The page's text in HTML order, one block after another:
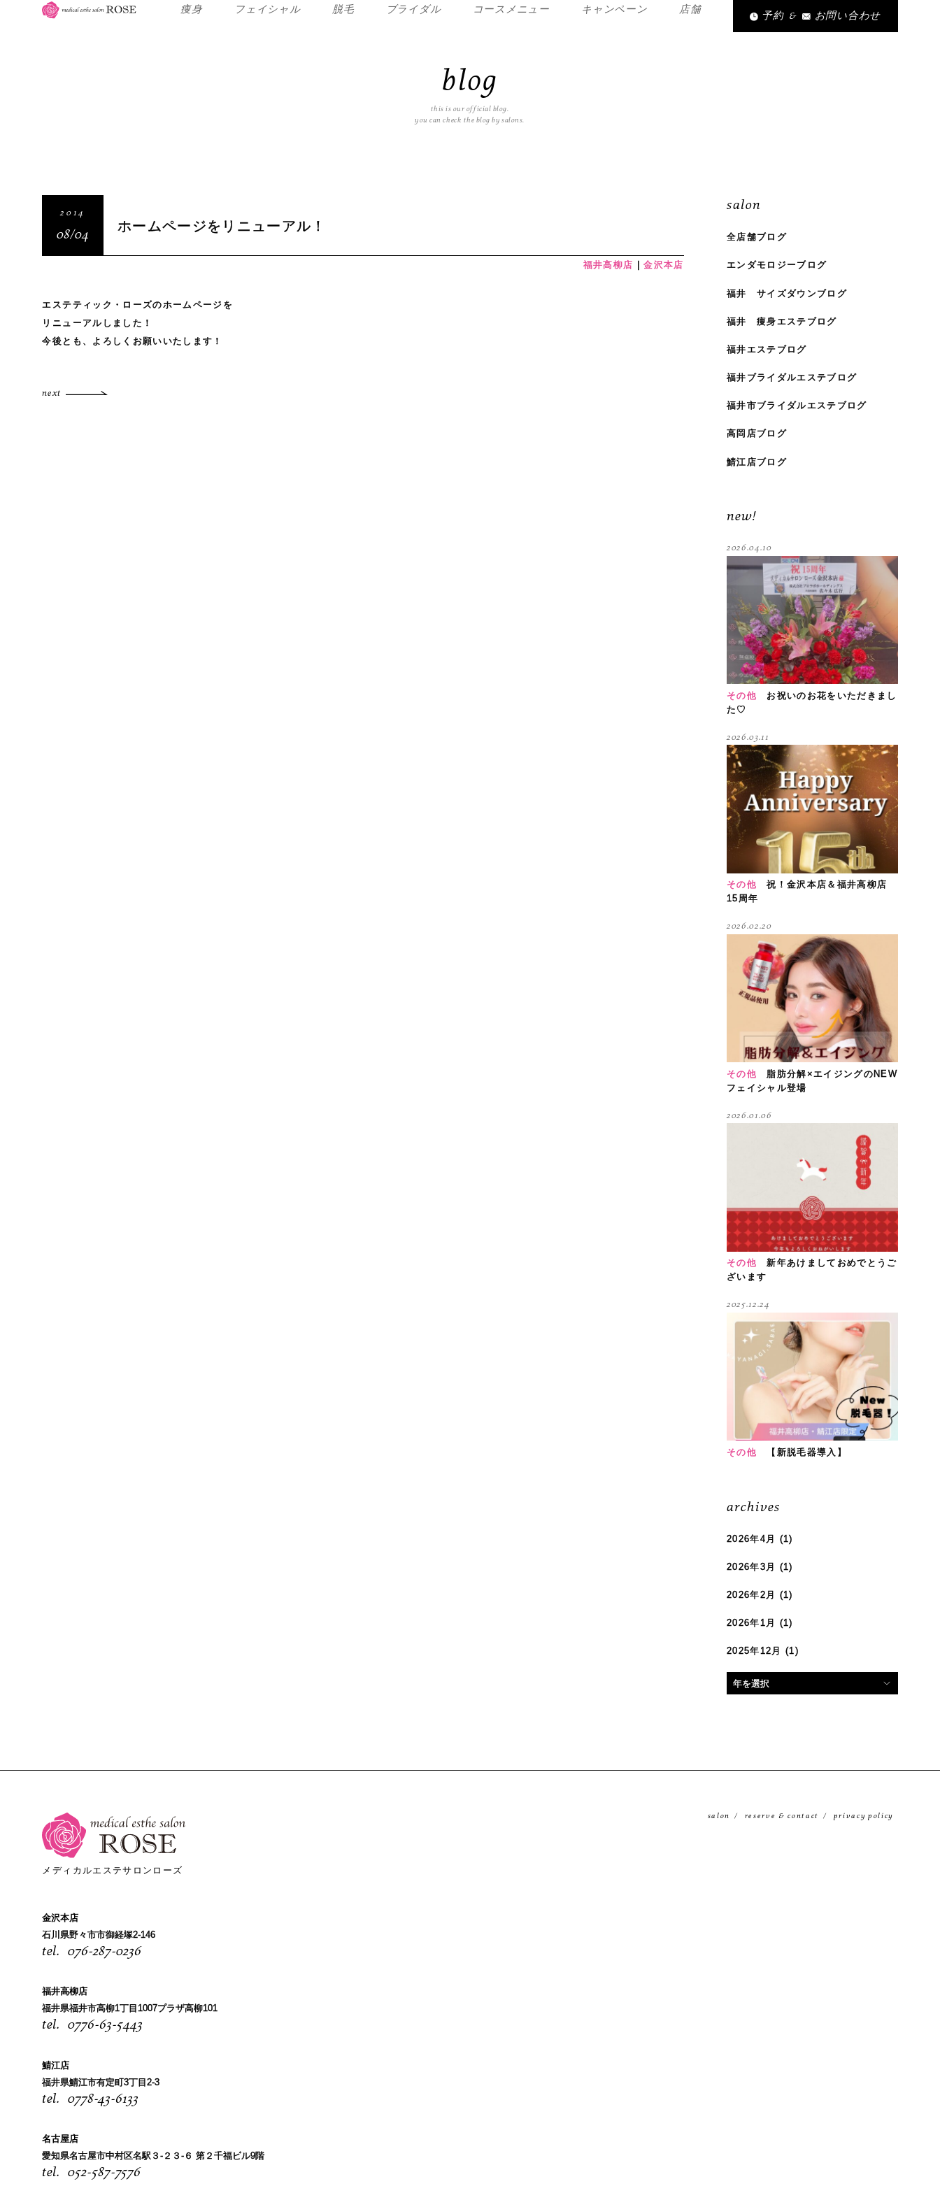
痩身 フェイシャル 脱毛 ブライダル コースメニュー キャンペーン 店舗
予約 & お問い合わせ
blog
this is our official blog.
you can check the blog by salons.
2014
08/04 ホームページをリニューアル！
福井高柳店 金沢本店
エステティック・ローズのホームページを
リニューアルしました！
今後とも、よろしくお願いいたします！
next
salon
全店舗ブログ
エンダモロジーブログ
福井 サイズダウンブログ
福井 痩身エステブログ
福井エステブログ
福井ブライダルエステブログ
福井市ブライダルエステブログ
高岡店ブログ
鯖江店ブログ
new!
その他
お祝いのお花をいただきまし
た♡
2026.04.10
その他
祝！金沢本店＆福井高柳店
15周年
2026.03.11
その他
脂肪分解×エイジングのNEW
フェイシャル登場
2026.02.20
その他
新年あけましておめでとうご
ざいます
2026.01.06
その他 【新脱毛器導入】
2025.12.24
archives
2026年4月 (1)
2026年3月 (1)
2026年2月 (1)
2026年1月 (1)
2025年12月 (1)
メディカルエステサロンローズ
金沢本店
石川県野々市市御経塚2-146
076-287-0236
福井高柳店
福井県福井市高柳1丁目1007プラザ高柳101
0776-63-5443
鯖江店
福井県鯖江市有定町3丁目2-3
0778-43-6133
名古屋店
愛知県名古屋市中村区名駅３-２３-６ 第２千福ビル9階
052-587-7576
salon reserve & contact privacy policy